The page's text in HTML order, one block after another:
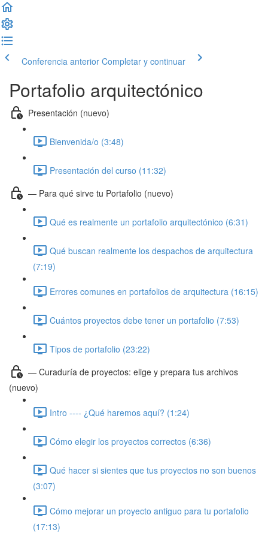
Conferencia anterior Completar y continuar
Portafolio arquitectónico
Presentación (nuevo)
Bienvenida/o (3:48)
Presentación del curso (11:32)
— Para qué sirve tu Portafolio (nuevo)
Qué es realmente un portafolio arquitectónico (6:31)
Qué buscan realmente los despachos de arquitectura
(7:19)
Errores comunes en portafolios de arquitectura (16:15)
Cuántos proyectos debe tener un portafolio (7:53)
Tipos de portafolio (23:22)
— Curaduría de proyectos: elige y prepara tus archivos
(nuevo)
Intro ---- ¿Qué haremos aquí? (1:24)
Cómo elegir los proyectos correctos (6:36)
Qué hacer si sientes que tus proyectos no son buenos
(3:07)
Cómo mejorar un proyecto antiguo para tu portafolio
(17:13)